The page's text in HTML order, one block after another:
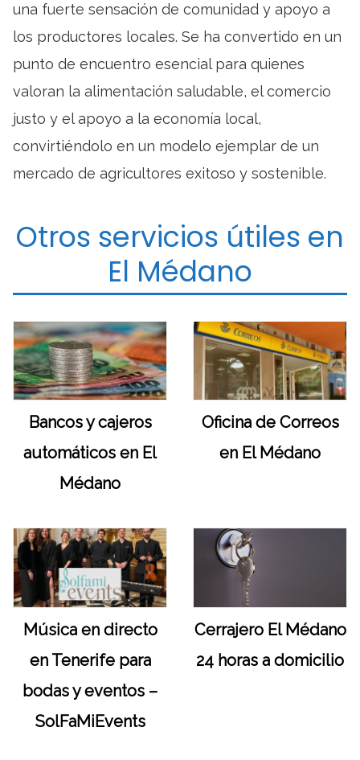
una fuerte sensación de comunidad y apoyo a
los productores locales. Se ha convertido en un
punto de encuentro esencial para quienes
valoran la alimentación saludable, el comercio
justo y el apoyo a la economía local,
convirtiéndolo en un modelo ejemplar de un
mercado de agricultores exitoso y sostenible.
Otros servicios útiles en
El Médano
Bancos y cajeros
automáticos en El
Médano
Oficina de Correos
en El Médano
Música en directo
en Tenerife para
bodas y eventos –
SolFaMiEvents
Cerrajero El Médano
24 horas a domicilio